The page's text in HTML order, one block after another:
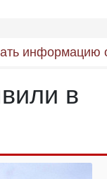
информацию
в